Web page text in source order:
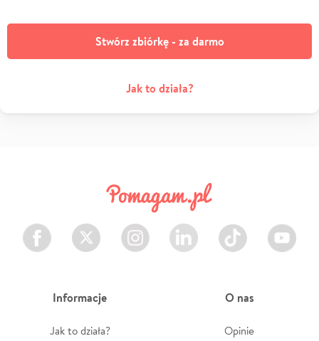
Stwórz zbiórkę - za darmo
Jak to działa?
Facebook Twitter Instagram LinkedIn TikTok Youtube
Informacje
Jak to działa?
O nas
Opinie